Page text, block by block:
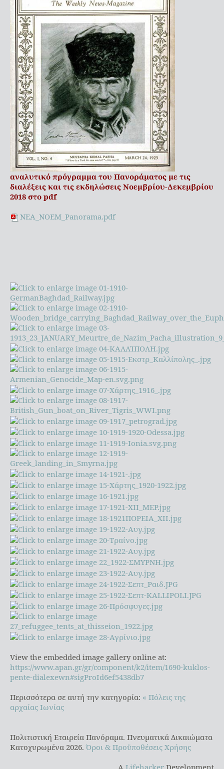
αναλυτικό πρόγραμμα του Πανοράματος με τις
διαλέξεις και τις εκδηλώσεις Νοεμβρίου-Δεκεμβρίου
2018 στο pdf
NEA_NOEM_Panorama.pdf
View the embedded image gallery online at:
https://www.apan.gr/gr/component/k2/item/1690-kuklos-
pente-dialexewn#sigProId6ef5438db7
Περισσότερα σε αυτή την κατηγορία: « Πόλεις της
αρχαίας Ιωνίας
Πολιτιστική Εταιρεία Πανόραμα. Πνευματικά Δικαιώματα
Κατοχυρωμένα 2026.Όροι & Προϋποθέσεις Χρήσης